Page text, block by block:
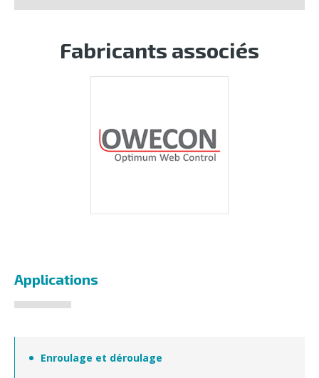
Fabricants associés
Applications
Enroulage et déroulage